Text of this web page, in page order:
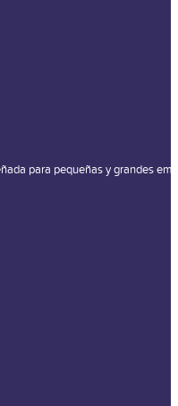
para pequeñas y grandes